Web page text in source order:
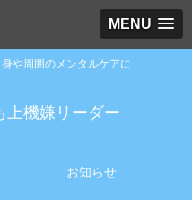
MENU
や周囲のメンタルケアに
上機嫌リーダー
お知らせ